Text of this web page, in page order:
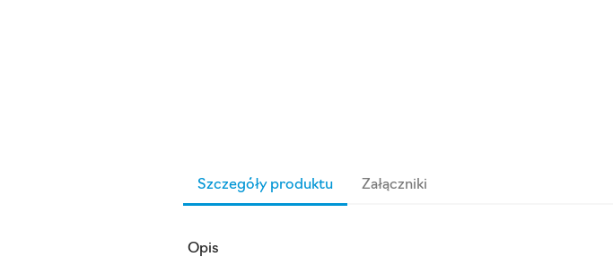
Szczegóły produktu Załączniki
Opis